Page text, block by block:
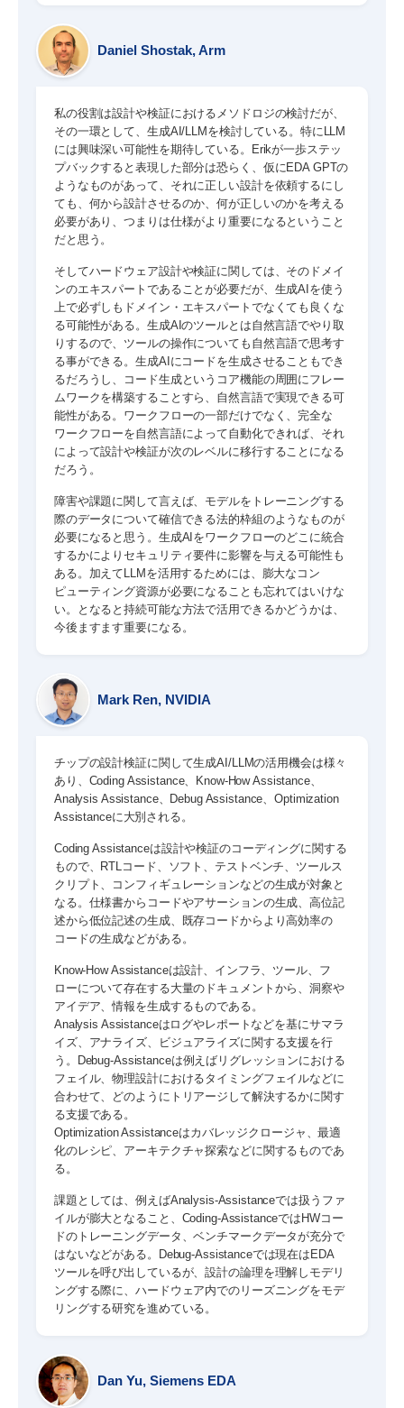
Daniel Shostak, Arm
私の役割は設計や検証におけるメソドロジの検討だが、
その一環として、生成AI/LLMを検討している。特にLLM
には興味深い可能性を期待している。Erikが一歩ステッ
プバックすると表現した部分は恐らく、仮にEDA GPTの
ようなものがあって、それに正しい設計を依頼するにし
ても、何から設計させるのか、何が正しいのかを考える
必要があり、つまりは仕様がより重要になるということ
だと思う。
そしてハードウェア設計や検証に関しては、そのドメイ
ンのエキスパートであることが必要だが、生成AIを使う
上で必ずしもドメイン・エキスパートでなくても良くな
る可能性がある。生成AIのツールとは自然言語でやり取
りするので、ツールの操作についても自然言語で思考す
る事ができる。生成AIにコードを生成させることもでき
るだろうし、コード生成というコア機能の周囲にフレー
ムワークを構築することすら、自然言語で実現できる可
能性がある。ワークフローの一部だけでなく、完全な
ワークフローを自然言語によって自動化できれば、それ
によって設計や検証が次のレベルに移行することになる
だろう。
障害や課題に関して言えば、モデルをトレーニングする
際のデータについて確信できる法的枠組のようなものが
必要になると思う。生成AIをワークフローのどこに統合
するかによりセキュリティ要件に影響を与える可能性も
ある。加えてLLMを活用するためには、膨大なコン
ピューティング資源が必要になることも忘れてはいけな
い。となると持続可能な方法で活用できるかどうかは、
今後ますます重要になる。
Mark Ren, NVIDIA
チップの設計検証に関して生成AI/LLMの活用機会は様々
あり、Coding Assistance、Know-How Assistance、
Analysis Assistance、Debug Assistance、Optimization
Assistanceに大別される。
Coding Assistanceは設計や検証のコーディングに関する
もので、RTLコード、ソフト、テストベンチ、ツールス
クリプト、コンフィギュレーションなどの生成が対象と
なる。仕様書からコードやアサーションの生成、高位記
述から低位記述の生成、既存コードからより高効率の
コードの生成などがある。
Know-How Assistanceは設計、インフラ、ツール、フ
ローについて存在する大量のドキュメントから、洞察や
アイデア、情報を生成するものである。
Analysis Assistanceはログやレポートなどを基にサマラ
イズ、アナライズ、ビジュアライズに関する支援を行
う。Debug-Assistanceは例えばリグレッションにおける
フェイル、物理設計におけるタイミングフェイルなどに
合わせて、どのようにトリアージして解決するかに関す
る支援である。
Optimization Assistanceはカバレッジクロージャ、最適
化のレシピ、アーキテクチャ探索などに関するものであ
る。
課題としては、例えばAnalysis-Assistanceでは扱うファ
イルが膨大となること、Coding-AssistanceではHWコー
ドのトレーニングデータ、ベンチマークデータが充分で
はないなどがある。Debug-Assistanceでは現在はEDA
ツールを呼び出しているが、設計の論理を理解しモデリ
ングする際に、ハードウェア内でのリーズニングをモデ
リングする研究を進めている。
Dan Yu, Siemens EDA